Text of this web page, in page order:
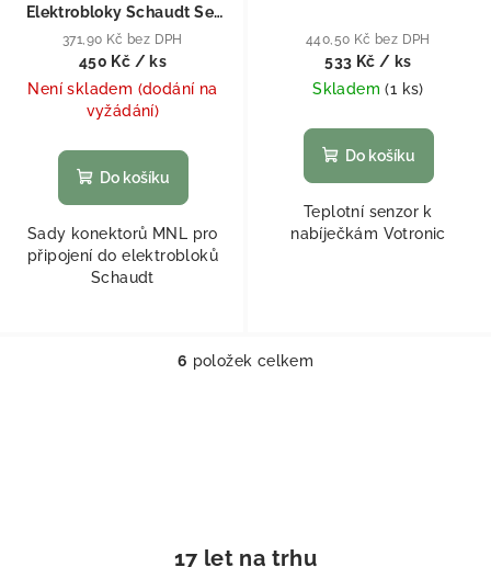
Elektrobloky Schaudt Set
MNL 2+3+4+5
371,90 Kč bez DPH
450 Kč / ks
Není skladem (dodání na
vyžádání)
Do košíku
Sady konektorů MNL pro
připojení do elektrobloků
Schaudt
440,50 Kč bez DPH
533 Kč / ks
Skladem(1 ks)
Do košíku
Teplotní senzor k
nabíječkám Votronic
Ovládací prvky výpisu
6 položek celkem
17 let na trhu